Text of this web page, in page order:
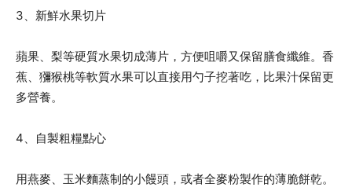
3、新鮮水果切片
蘋果、梨等硬質水果切成薄片，方便咀嚼又保留膳食纖維。香
蕉、獼猴桃等軟質水果可以直接用勺子挖著吃，比果汁保留更
多營養。
4、自製粗糧點心
用燕麥、玉米麵蒸制的小饅頭，或者全麥粉製作的薄脆餅乾。